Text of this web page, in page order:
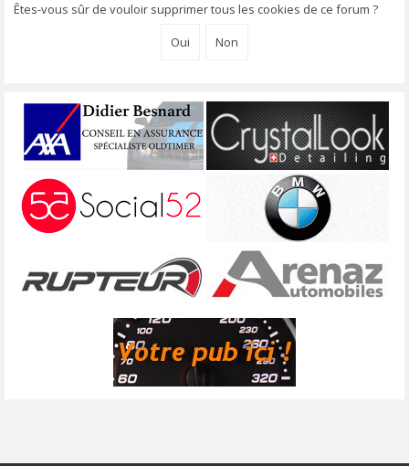
Êtes-vous sûr de vouloir supprimer tous les cookies de ce forum ?